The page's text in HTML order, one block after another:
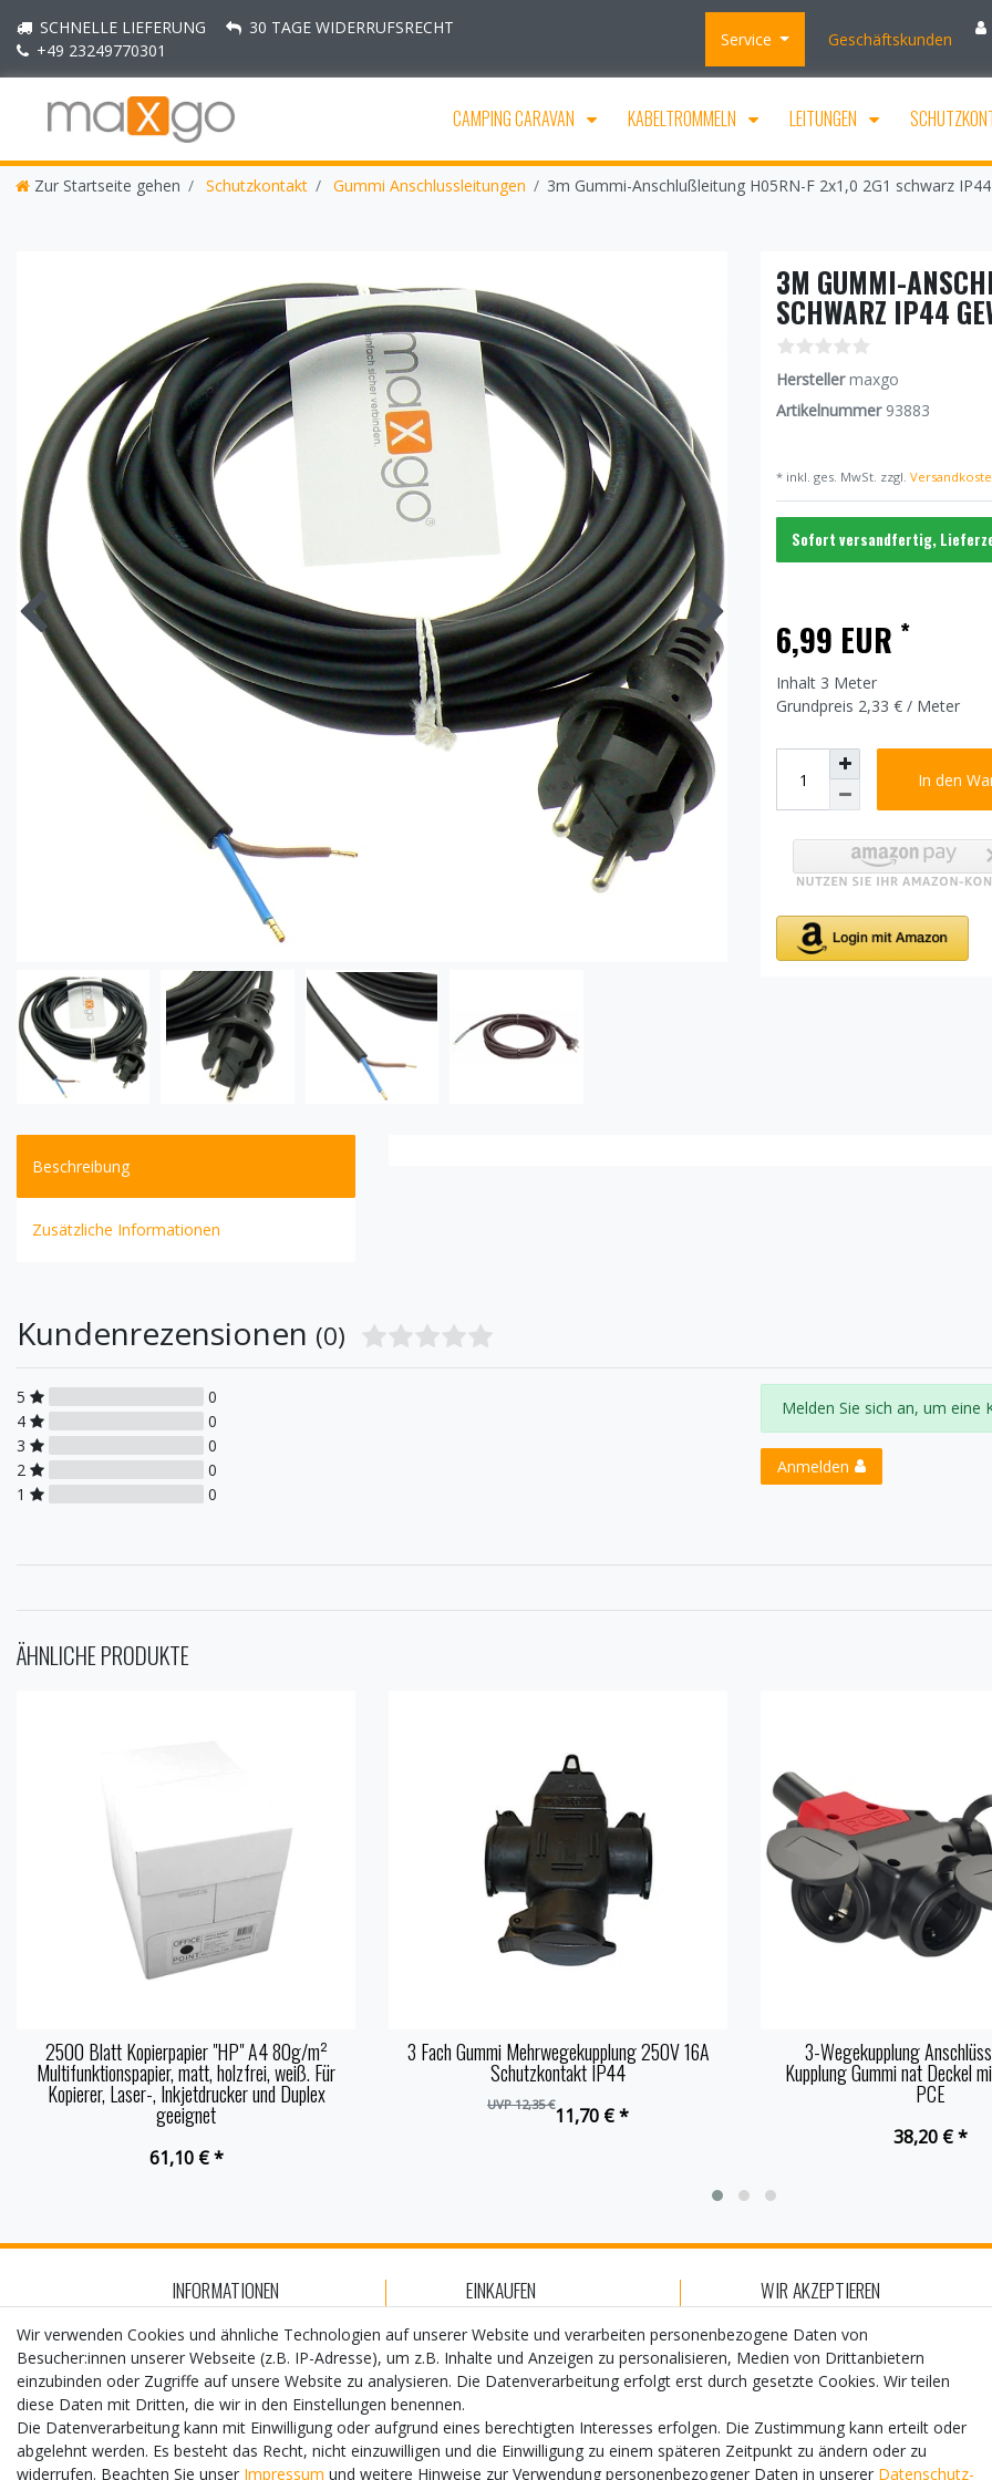
SCHNELLE LIEFERUNG
30 TAGE WIDERRUFSRECHT
+49 23249770301
Service Geschäftskunden
CAMPING CARAVAN KABELTROMMELN LEITUNGEN
Zur Startseite gehen Schutzkontakt Gummi Anschlussleitungen 3m Gummi-Anschlußleitung H05RN-F 2x1,0 2G1 schwarz
3M GUMMI-
CHWARZ IP44
Hersteller maxgo
Artikelnummer 93883
* inkl. ges. MwSt. zzgl.
Sofort versandfertig,
6,99 EUR *
Inhalt 3 Meter
Grundpreis 2,33 € / Meter
In den
Beschreibung
Zusätzliche Informationen
Kundenrezensionen (0)
5
0
4
0
3
0
2
0
1
0
Melden Sie sich an, um eine
Anmelden
ÄHNLICHE PRODUKTE
2500 Blatt Kopierpapier "HP" A4 80g/m²
Multifunktionspapier, matt, holzfrei, weiß. Für
Kopierer, Laser-, Inkjetdrucker und Duplex
geeignet
61,10 € *
3 Fach Gummi Mehrwegekupplung 250V 16A
Schutzkontakt IP44
UVP 12,35 €11,70 € *
3-Wegekupplung
Kupplung Gummi nat Deckel
PCE
38,20 € *
INFORMATIONEN
Kontakt
AGB
Widerrufs­recht
Impressum
EINKAUFEN
Zahlungsarten
Versand
Hilfe
WIR AKZEPTIEREN
WIR VERSENDEN MIT
Wir verwenden Cookies und ähnliche Technologien auf unserer Website und verarbeiten personenbezogene Daten von
Besucher:innen unserer Webseite (z.B. IP-Adresse), um z.B. Inhalte und Anzeigen zu personalisieren, Medien von Drittanbietern
einzubinden oder Zugriffe auf unsere Website zu analysieren. Die Datenverarbeitung erfolgt erst durch gesetzte Cookies. Wir teilen
diese Daten mit Dritten, die wir in den Einstellungen benennen.
Die Datenverarbeitung kann mit Einwilligung oder aufgrund eines berechtigten Interesses erfolgen. Die Zustimmung kann erteilt oder
abgelehnt werden. Es besteht das Recht, nicht einzuwilligen und die Einwilligung zu einem späteren Zeitpunkt zu ändern oder zu
widerrufen. Beachten Sie unser Impressum und weitere Hinweise zur Verwendung personenbezogener Daten in unserer Daten­schutz­